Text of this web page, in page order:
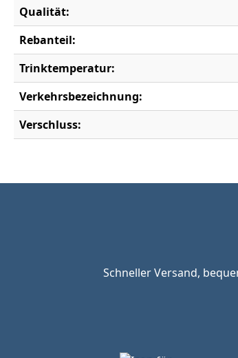
Qualität:
Rebanteil:
Trinktemperatur:
Verkehrsbezeichnung:
Verschluss:
Schneller Versand,